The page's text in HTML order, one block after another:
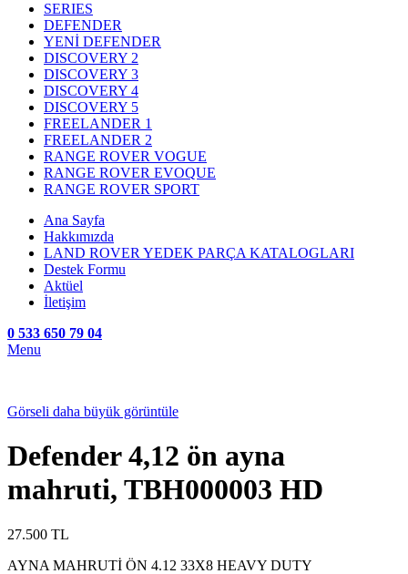
SERIES
DEFENDER
YENİ DEFENDER
DISCOVERY 2
DISCOVERY 3
DISCOVERY 4
DISCOVERY 5
FREELANDER 1
FREELANDER 2
RANGE ROVER VOGUE
RANGE ROVER EVOQUE
RANGE ROVER SPORT
Ana Sayfa
Hakkımızda
LAND ROVER YEDEK PARÇA KATALOGLARI
Destek Formu
Aktüel
İletişim
0 533 650 79 04
Menu
Görseli daha büyük görüntüle
Defender 4,12 ön ayna
mahruti, TBH000003 HD
27.500 TL
AYNA MAHRUTİ ÖN 4.12 33X8 HEAVY DUTY